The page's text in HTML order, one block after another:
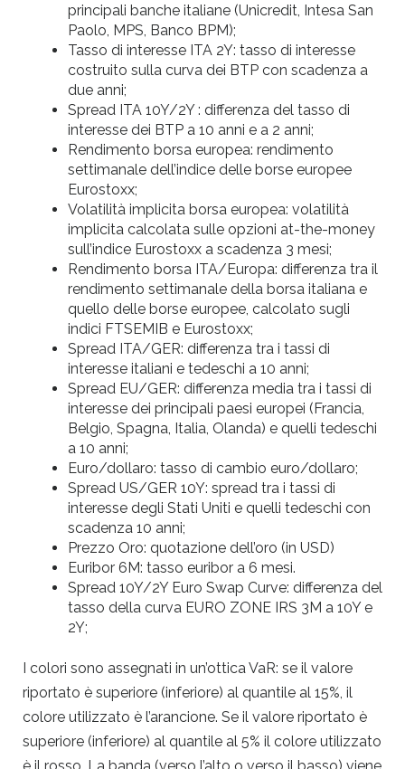
principali banche italiane (Unicredit, Intesa San
Paolo, MPS, Banco BPM);
Tasso di interesse ITA 2Y: tasso di interesse
costruito sulla curva dei BTP con scadenza a
due anni;
Spread ITA 10Y/2Y : differenza del tasso di
interesse dei BTP a 10 anni e a 2 anni;
Rendimento borsa europea: rendimento
settimanale dell’indice delle borse europee
Eurostoxx;
Volatilità implicita borsa europea: volatilità
implicita calcolata sulle opzioni at-the-money
sull’indice Eurostoxx a scadenza 3 mesi;
Rendimento borsa ITA/Europa: differenza tra il
rendimento settimanale della borsa italiana e
quello delle borse europee, calcolato sugli
indici FTSEMIB e Eurostoxx;
Spread ITA/GER: differenza tra i tassi di
interesse italiani e tedeschi a 10 anni;
Spread EU/GER: differenza media tra i tassi di
interesse dei principali paesi europei (Francia,
Belgio, Spagna, Italia, Olanda) e quelli tedeschi
a 10 anni;
Euro/dollaro: tasso di cambio euro/dollaro;
Spread US/GER 10Y: spread tra i tassi di
interesse degli Stati Uniti e quelli tedeschi con
scadenza 10 anni;
Prezzo Oro: quotazione dell’oro (in USD)
Euribor 6M: tasso euribor a 6 mesi.
Spread 10Y/2Y Euro Swap Curve: differenza del
tasso della curva EURO ZONE IRS 3M a 10Y e
2Y;
I colori sono assegnati in un’ottica VaR: se il valore
riportato è superiore (inferiore) al quantile al 15%, il
colore utilizzato è l’arancione. Se il valore riportato è
superiore (inferiore) al quantile al 5% il colore utilizzato